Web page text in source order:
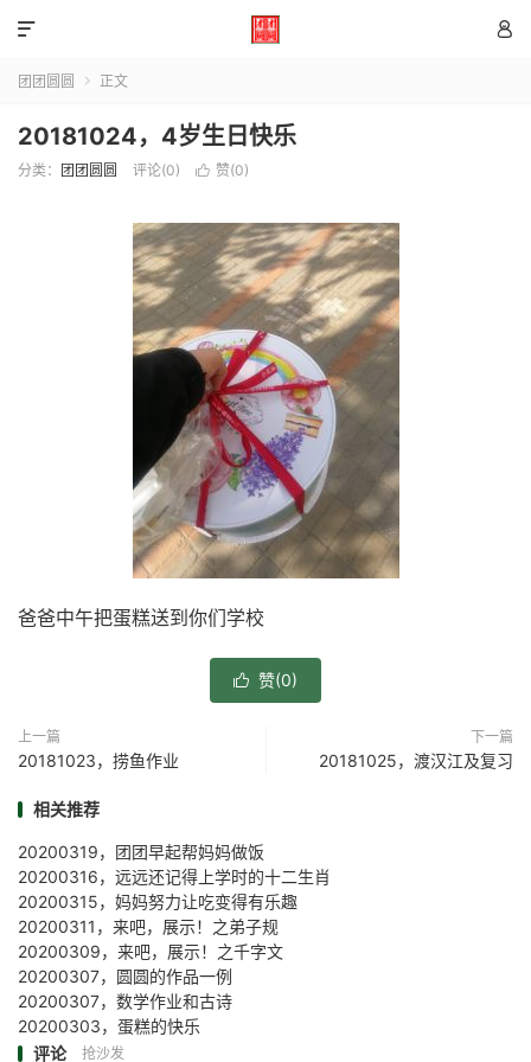


团团圆圆  正文
20181024，4岁生日快乐
分类： 团团圆圆 评论(0)  赞(0)
爸爸中午把蛋糕送到你们学校
 赞(0)
上一篇
20181023，捞鱼作业
下一篇
20181025，渡汉江及复习
相关推荐
20200319，团团早起帮妈妈做饭
20200316，远远还记得上学时的十二生肖
20200315，妈妈努力让吃变得有乐趣
20200311，来吧，展示！之弟子规
20200309，来吧，展示！之千字文
20200307，圆圆的作品一例
20200307，数学作业和古诗
20200303，蛋糕的快乐
评论
抢沙发